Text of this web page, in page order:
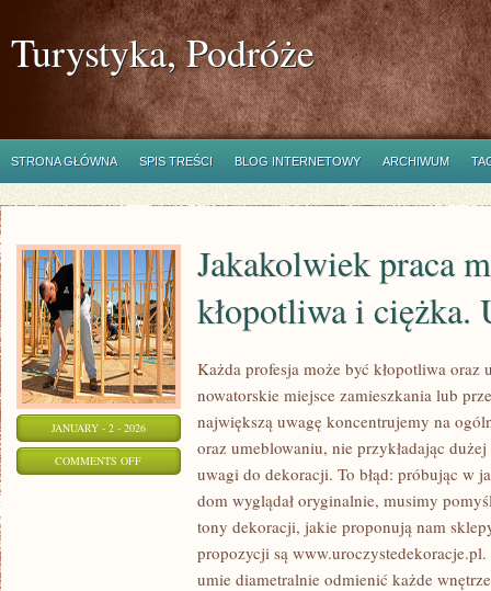
Turystyka, Podróże
STRONA GŁÓWNA SPIS TREŚCI BLOG INTERNETOWY ARCHIWUM
JANUARY - 2 - 2026
COMMENTS OFFON
Jakakolwiek praca
kłopotliwa i ciężka.
Każda profesja może być kłopotliwa
nowatorskie miejsce zamieszkania lub
największą uwagę koncentrujemy na
oraz umeblowaniu, nie przykładając
uwagi do dekoracji. To błąd: próbując w
dom wyglądał oryginalnie, musimy
tony dekoracji, jakie proponują nam
propozycji są www.uroczystedekoracje.pl.
umie diametralnie odmienić każde